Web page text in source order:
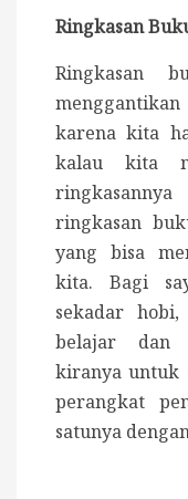
Ringkasan
Ringkasan
karena kita
kalau kita
ringkasan
yang bisa
kita. Bagi
sekadar
belajar dan
kiranya untuk
perangkat
satunya